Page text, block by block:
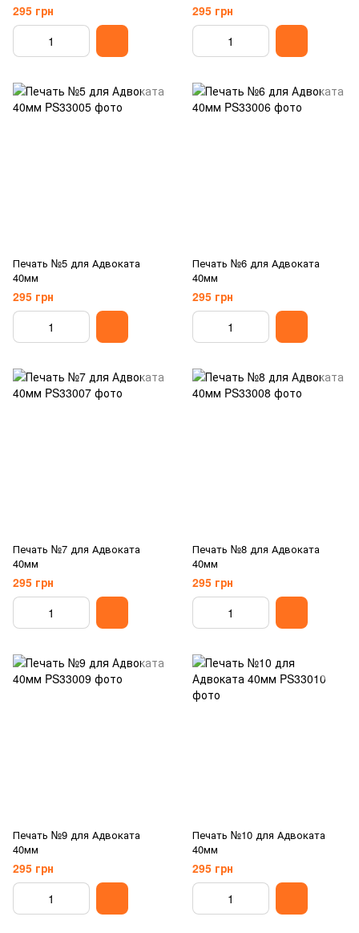
295 грн 295 грн
Печать №5 для Адвоката
40мм
295 грн
Печать №6 для Адвоката
40мм
295 грн
Печать №7 для Адвоката
40мм
295 грн
Печать №8 для Адвоката
40мм
295 грн
Печать №9 для Адвоката
40мм
295 грн
Печать №10 для Адвоката
40мм
295 грн